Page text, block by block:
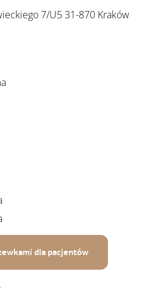
7/U5 31-870 Kraków
dla pacjentów